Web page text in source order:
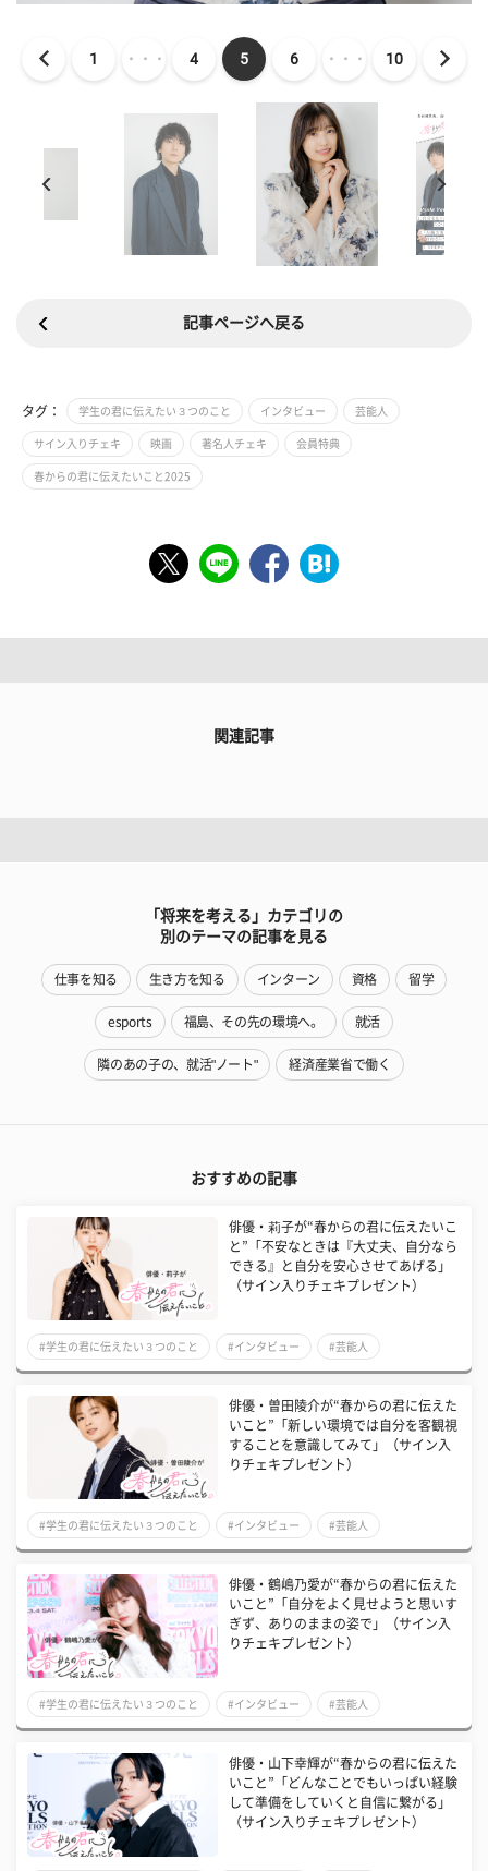
1 ・・・ 4 5 6 ・・・ 10
記事ページへ戻る
タグ： 学生の君に伝えたい３つのこと インタビュー 芸能人
サイン入りチェキ 映画 著名人チェキ 会員特典
春からの君に伝えたいこと2025
関連記事
「将来を考える」カテゴリの
別のテーマの記事を見る
仕事を知る 生き方を知る インターン 資格 留学
esports 福島、その先の環境へ。 就活
隣のあの子の、就活"ノート" 経済産業省で働く
おすすめの記事
俳優・莉子が“春からの君に伝えたいこ
と”「不安なときは『大丈夫、自分なら
できる』と自分を安心させてあげる」
（サイン入りチェキプレゼント）
#学生の君に伝えたい３つのこと #インタビュー #芸能人
俳優・曽田陵介が“春からの君に伝えた
いこと”「新しい環境では自分を客観視
することを意識してみて」（サイン入
りチェキプレゼント）
#学生の君に伝えたい３つのこと #インタビュー #芸能人
俳優・鶴嶋乃愛が“春からの君に伝えた
いこと”「自分をよく見せようと思いす
ぎず、ありのままの姿で」（サイン入
りチェキプレゼント）
#学生の君に伝えたい３つのこと #インタビュー #芸能人
俳優・山下幸輝が“春からの君に伝えた
いこと”「どんなことでもいっぱい経験
して準備をしていくと自信に繋がる」
（サイン入りチェキプレゼント）